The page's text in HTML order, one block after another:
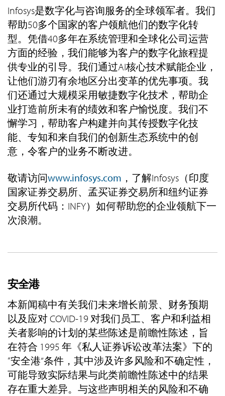
Infosys是数字化与咨询服务的全球领军者。我们
帮助50多个国家的客户领航他们的数字化转
型。凭借40多年在系统管理和全球化公司运营
方面的经验，我们能够为客户的数字化旅程提
供专业的引导。我们通过AI核心技术赋能企业，
让他们游刃有余地区分出变革的优先事项。我
们还通过大规模采用敏捷数字化技术，帮助企
业打造前所未有的绩效和客户愉悦度。我们不
懈学习，帮助客户构建并向其传授数字化技
能、专知和来自我们的创新生态系统中的创
意，令客户的业务不断改进。
敬请访问www.infosys.com ，了解Infosys（印度
国家证券交易所、孟买证券交易所和纽约证券
交易所代码：INFY）如何帮助您的企业领航下一
次浪潮。
安全港
本新闻稿中有关我们未来增长前景、财务预期
以及应对 COVID-19 对我们员工、客户和利益相
关者影响的计划的某些陈述是前瞻性陈述，旨
在符合 1995 年《私人证券诉讼改革法案》下的
“安全港”条件，其中涉及许多风险和不确定性，
可能导致实际结果与此类前瞻性陈述中的结果
存在重大差异。与这些声明相关的风险和不确